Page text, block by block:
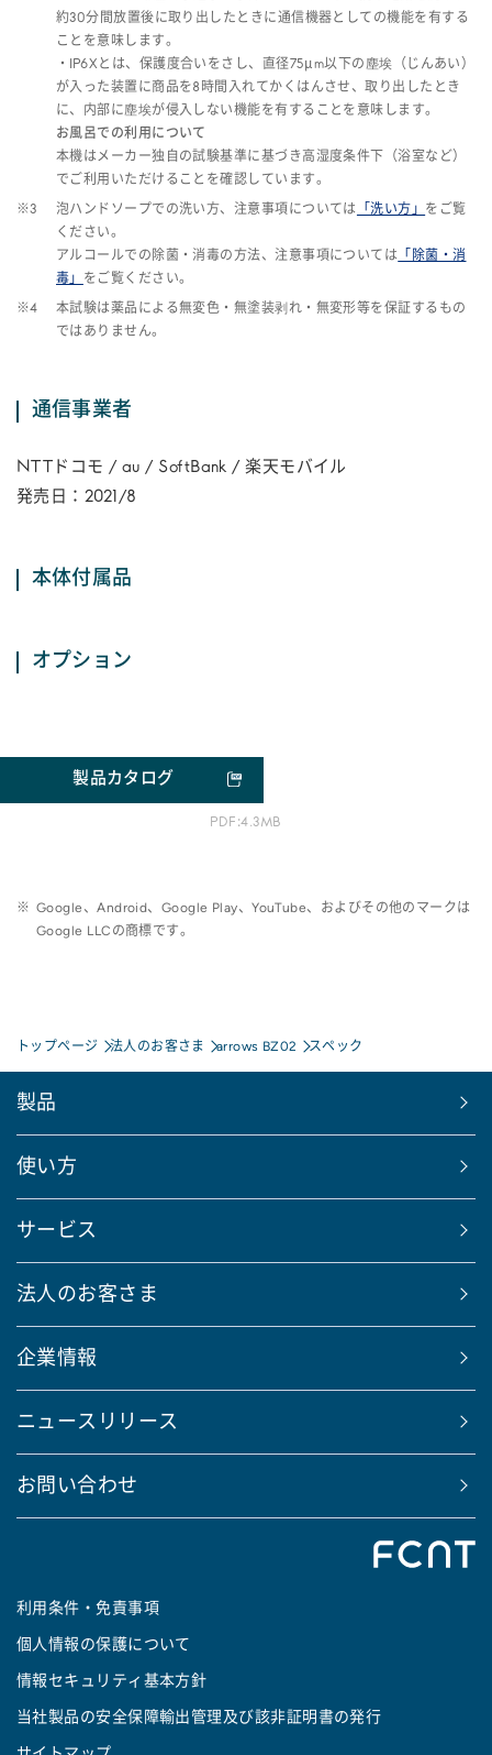
約30分間放置後に取り出したときに通信機器としての機能を有する
ことを意味します。
・IP6Xとは、保護度合いをさし、直径75μm以下の塵埃（じんあい）
が入った装置に商品を8時間入れてかくはんさせ、取り出したとき
に、内部に塵埃が侵入しない機能を有することを意味します。
お風呂での利用について
本機はメーカー独自の試験基準に基づき高湿度条件下（浴室など）
でご利用いただけることを確認しています。
※3 泡ハンドソープでの洗い方、注意事項については 「洗い方」 をご覧
ください。
アルコールでの除菌・消毒の方法、注意事項については 「除菌・消
毒」 をご覧ください。
※4
本試験は薬品による無変色・無塗装剥れ・無変形等を保証するもの
ではありません。
通信事業者
NTTドコモ / au / SoftBank / 楽天モバイル
発売日：2021/8
本体付属品
オプション
製品カタログ
PDF:4.3MB
※ Google、Android、Google Play、YouTube、およびその他のマークは
Google LLCの商標です。
トップページ 法人のお客さま arrows BZ02 スペック
製品
使い方
サービス
法人のお客さま
企業情報
ニュースリリース
お問い合わせ
利用条件・免責事項
個人情報の保護について
情報セキュリティ基本方針
当社製品の安全保障輸出管理及び該非証明書の発行